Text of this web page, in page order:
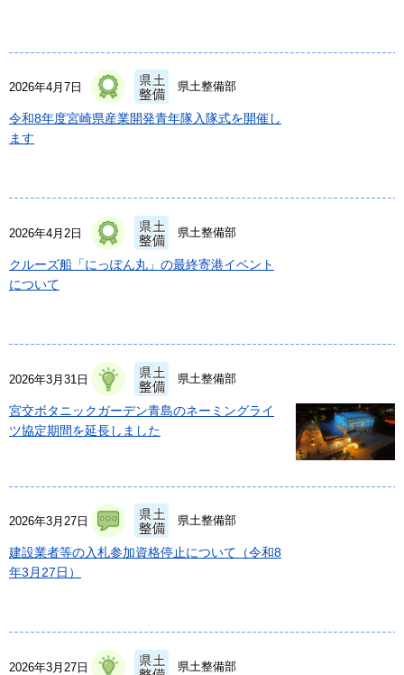
2026年4月7日 県土整備部
令和8年度宮崎県産業開発青年隊入隊式を開催し
ます
2026年4月2日 県土整備部
クルーズ船「にっぽん丸」の最終寄港イベント
について
2026年3月31日 県土整備部
宮交ボタニックガーデン青島のネーミングライ
ツ協定期間を延長しました
2026年3月27日 県土整備部
建設業者等の入札参加資格停止について（令和8
年3月27日）
2026年3月27日 県土整備部